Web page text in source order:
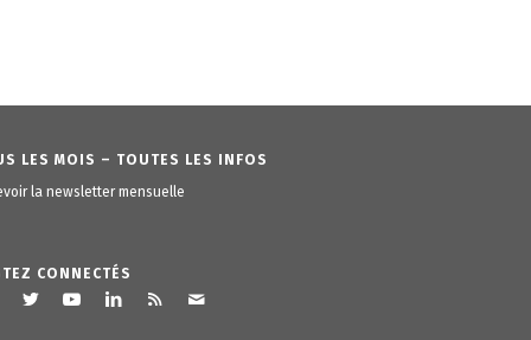
LES MOIS – TOUTES LES INFOS
la newsletter mensuelle
CONNECTÉS